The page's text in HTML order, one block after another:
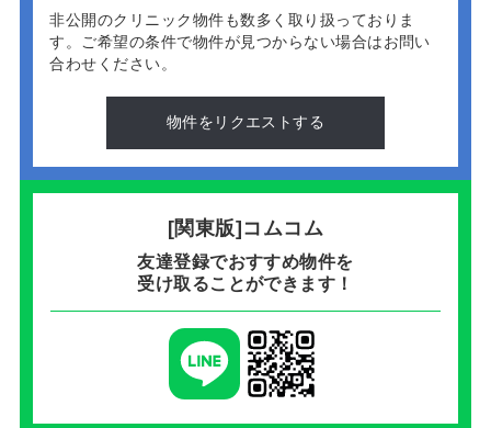
非公開のクリニック物件も数多く取り扱っておりま
す。 ご希望の条件で物件が見つからない場合はお問い
合わせください。
物件をリクエストする
[関東版]コムコム
友達登録でおすすめ物件を
受け取ることができます！